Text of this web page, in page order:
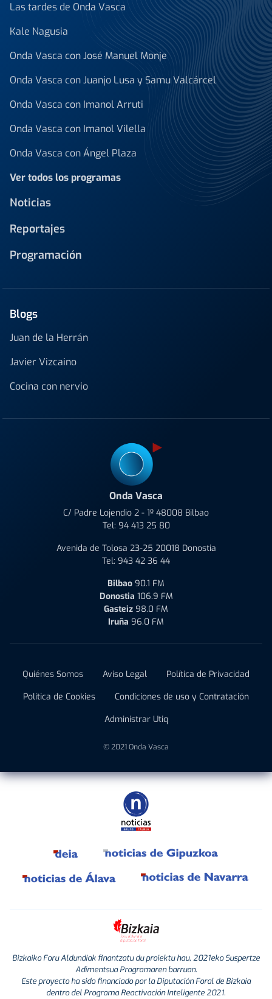
Las tardes de Onda Vasca
Kale Nagusia
Onda Vasca con José Manuel Monje
Onda Vasca con Juanjo Lusa y Samu Valcárcel
Onda Vasca con Imanol Arruti
Onda Vasca con Imanol Vilella
Onda Vasca con Ángel Plaza
Ver todos los programas
Noticias
Reportajes
Programación
Blogs
Juan de la Herrán
Javier Vizcaino
Cocina con nervio
Onda Vasca
C/ Padre Lojendio 2 - 1º 48008 Bilbao
Tel: 94 413 25 80
Avenida de Tolosa 23-25 20018 Donostia
Tel: 943 42 36 44
Bilbao 90.1 FM
Donostia 106.9 FM
Gasteiz 98.0 FM
Iruña 96.0 FM
Quiénes Somos Aviso Legal
Política de Privacidad
Política de Cookies
Condiciones de uso y Contratación
Administrar Utiq
© 2021 Onda Vasca
Bizkaiko Foru Aldundiak finantzatu du proiektu hau, 2021eko Suspertze
Adimentsua Programaren barruan.
Este proyecto ha sido financiado por la Diputación Foral de Bizkaia
dentro del Programa Reactivación Inteligente 2021.